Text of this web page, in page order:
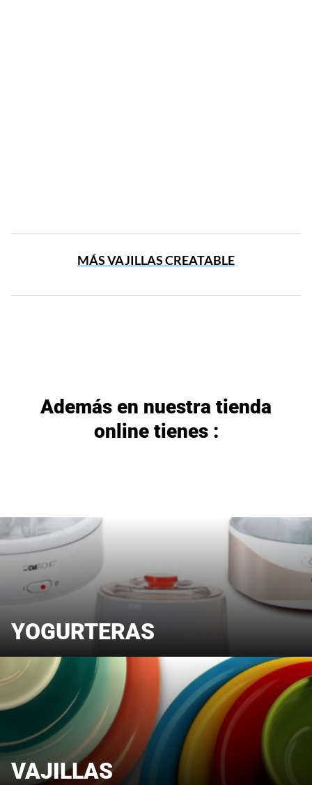
MÁS VAJILLAS CREATABLE
Además en nuestra tienda
online tienes :
YOGURTERAS
VAJILLAS